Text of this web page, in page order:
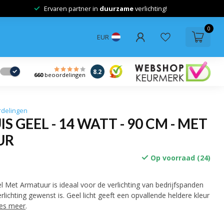
Ervaren partner in duurzameverlichting!
EUR
0
660beoordelingen 8.2
GEEL - 14 WATT - 90 CM - MET
Op voorraad (24)
Met Armatuur is ideaal voor de verlichting van bedrijfspanden
gewenst is. Geel licht geeft een opvallende heldere kleur
meer.